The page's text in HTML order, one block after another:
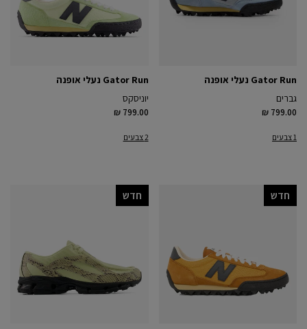
Gator Run נעלי אופנה
גברים
₪ 799.00
1 צבעים
Gator Run נעלי אופנה
יוניסקס
₪ 799.00
2 צבעים
חדש חדש